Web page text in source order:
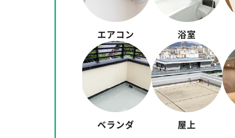
エアコン 浴室
ベランダ 屋上